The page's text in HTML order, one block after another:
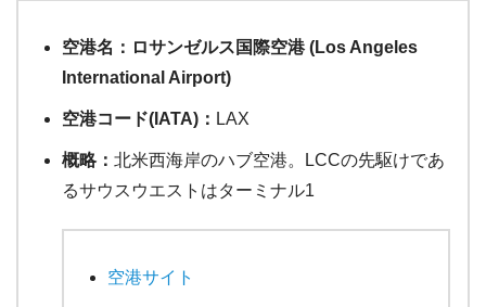
空港名：ロサンゼルス国際空港 (Los Angeles
International Airport)
空港コード(IATA)： LAX
概略： 北米西海岸のハブ空港。LCCの先駆けであ
るサウスウエストはターミナル1
空港サイト